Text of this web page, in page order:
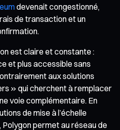
devenait congestionné,
de transaction et un
est claire et constante :
et plus accessible sans
aux solutions
» qui cherchent à remplacer
voie complémentaire. En
de mise à l’échelle
permet au réseau de